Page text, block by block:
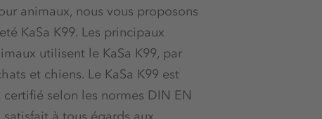
animaux, nous vous proposons
KaSa K99. Les principaux
utilisent le KaSa K99, par
et chiens. Le KaSa K99 est
selon les normes DIN EN
à tous égards aux